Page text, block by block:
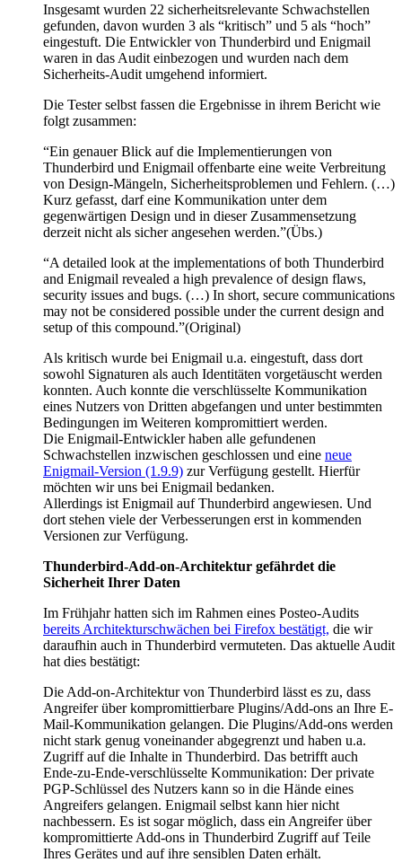
Insgesamt wurden 22 sicherheitsrelevante Schwachstellen
gefunden, davon wurden 3 als “kritisch” und 5 als “hoch”
eingestuft. Die Entwickler von Thunderbird und Enigmail
waren in das Audit einbezogen und wurden nach dem
Sicherheits-Audit umgehend informiert.
Die Tester selbst fassen die Ergebnisse in ihrem Bericht wie
folgt zusammen:
“Ein genauer Blick auf die Implementierungen von
Thunderbird und Enigmail offenbarte eine weite Verbreitung
von Design-Mängeln, Sicherheitsproblemen und Fehlern. (…)
Kurz gefasst, darf eine Kommunikation unter dem
gegenwärtigen Design und in dieser Zusammensetzung
derzeit nicht als sicher angesehen werden.”(Übs.)
“A detailed look at the implementations of both Thunderbird
and Enigmail revealed a high prevalence of design flaws,
security issues and bugs. (…) In short, secure communications
may not be considered possible under the current design and
setup of this compound.”(Original)
Als kritisch wurde bei Enigmail u.a. eingestuft, dass dort
sowohl Signaturen als auch Identitäten vorgetäuscht werden
konnten. Auch konnte die verschlüsselte Kommunikation
eines Nutzers von Dritten abgefangen und unter bestimmten
Bedingungen im Weiteren kompromittiert werden.
Die Enigmail-Entwickler haben alle gefundenen
Schwachstellen inzwischen geschlossen und eine neue
Enigmail-Version (1.9.9) zur Verfügung gestellt. Hierfür
möchten wir uns bei Enigmail bedanken.
Allerdings ist Enigmail auf Thunderbird angewiesen. Und
dort stehen viele der Verbesserungen erst in kommenden
Versionen zur Verfügung.
Thunderbird-Add-on-Architektur gefährdet die
Sicherheit Ihrer Daten
Im Frühjahr hatten sich im Rahmen eines Posteo-Audits
bereits Architekturschwächen bei Firefox bestätigt, die wir
daraufhin auch in Thunderbird vermuteten. Das aktuelle Audit
hat dies bestätigt:
Die Add-on-Architektur von Thunderbird lässt es zu, dass
Angreifer über kompromittierbare Plugins/Add-ons an Ihre E-
Mail-Kommunikation gelangen. Die Plugins/Add-ons werden
nicht stark genug voneinander abgegrenzt und haben u.a.
Zugriff auf die Inhalte in Thunderbird. Das betrifft auch
Ende-zu-Ende-verschlüsselte Kommunikation: Der private
PGP-Schlüssel des Nutzers kann so in die Hände eines
Angreifers gelangen. Enigmail selbst kann hier nicht
nachbessern. Es ist sogar möglich, dass ein Angreifer über
kompromittierte Add-ons in Thunderbird Zugriff auf Teile
Ihres Gerätes und auf ihre sensiblen Daten erhält.